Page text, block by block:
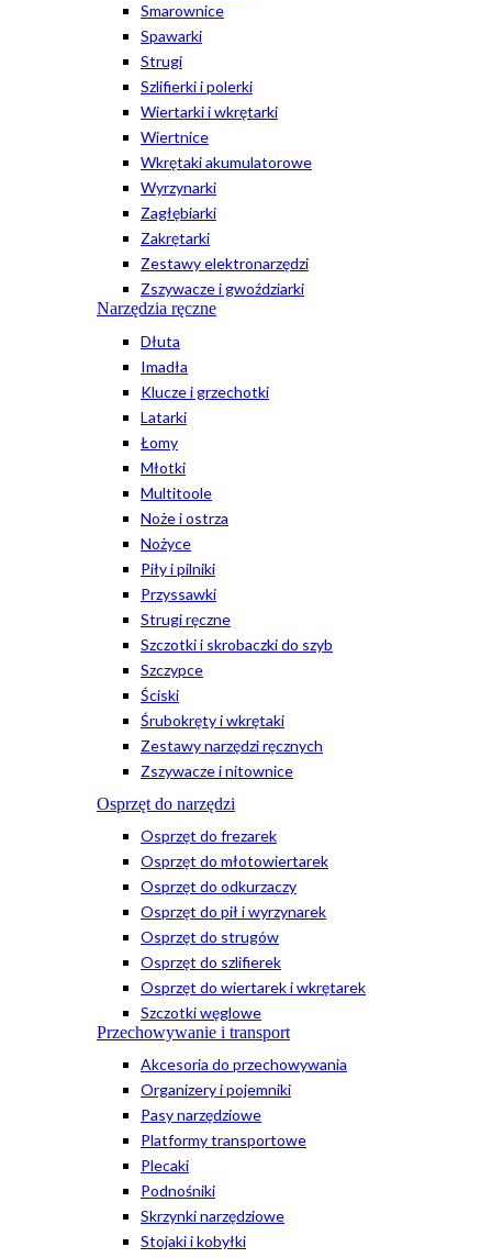
Smarownice
Spawarki
Strugi
Szlifierki i polerki
Wiertarki i wkrętarki
Wiertnice
Wkrętaki akumulatorowe
Wyrzynarki
Zagłębiarki
Zakrętarki
Zestawy elektronarzędzi
Zszywacze i gwoździarki
Narzędzia ręczne
Dłuta
Imadła
Klucze i grzechotki
Latarki
Łomy
Młotki
Multitoole
Noże i ostrza
Nożyce
Piły i pilniki
Przyssawki
Strugi ręczne
Szczotki i skrobaczki do szyb
Szczypce
Ściski
Śrubokręty i wkrętaki
Zestawy narzędzi ręcznych
Zszywacze i nitownice
Osprzęt do narzędzi
Osprzęt do frezarek
Osprzęt do młotowiertarek
Osprzęt do odkurzaczy
Osprzęt do pił i wyrzynarek
Osprzęt do strugów
Osprzęt do szlifierek
Osprzęt do wiertarek i wkrętarek
Szczotki węglowe
Przechowywanie i transport
Akcesoria do przechowywania
Organizery i pojemniki
Pasy narzędziowe
Platformy transportowe
Plecaki
Podnośniki
Skrzynki narzędziowe
Stojaki i kobyłki